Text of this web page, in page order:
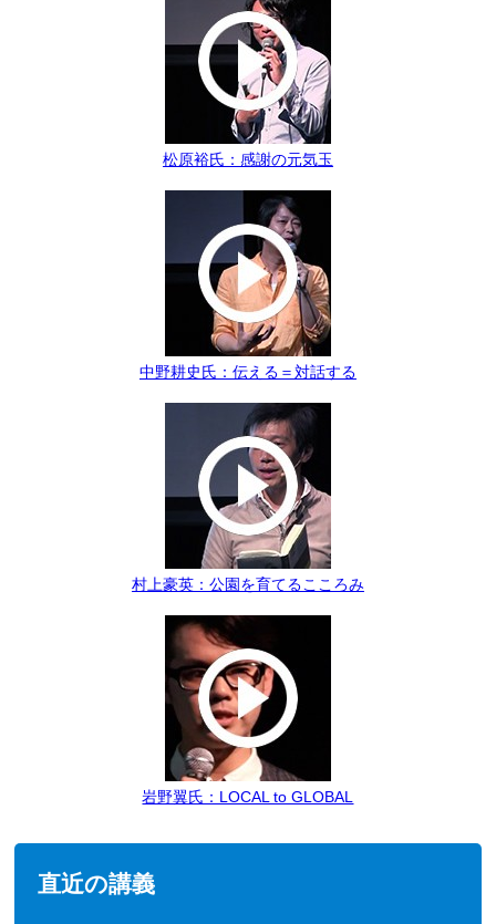
松原裕氏：感謝の元気玉
中野耕史氏：伝える＝対話する
村上豪英：公園を育てるこころみ
岩野翼氏：LOCAL to GLOBAL
直近の講義